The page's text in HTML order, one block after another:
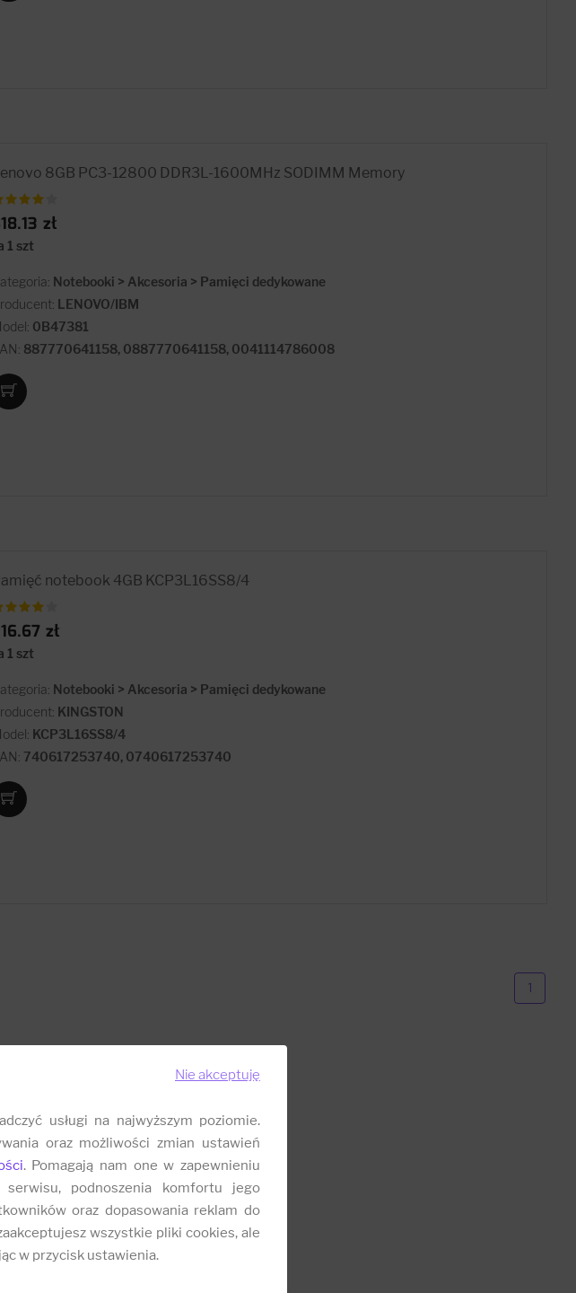
8GB PC3-12800 DDR3L-1600MHz SODIMM Memory
zł
1 szt
Notebooki > Akcesoria > Pamięci dedykowane
LENOVO/IBM
0B47381
887770641158, 0887770641158, 0041114786008
notebook 4GB KCP3L16SS8/4
zł
1 szt
Notebooki > Akcesoria > Pamięci dedykowane
KINGSTON
KCP3L16SS8/4
740617253740, 0740617253740
1
Nie akceptuję
usługi na najwyższym poziomie.
oraz możliwości zmian ustawień
. Pomagają nam one w zapewnieniu
serwisu, podnoszenia komfortu jego
oraz dopasowania reklam do
wszystkie pliki cookies, ale
w przycisk ustawienia.